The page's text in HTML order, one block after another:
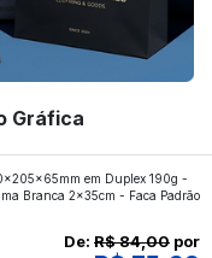
Gráfica
FuturaIM? Então,
para você!
em Duplex 190g -
Branca 2x35cm - Faca Padrão
De: R$ 84,00 por